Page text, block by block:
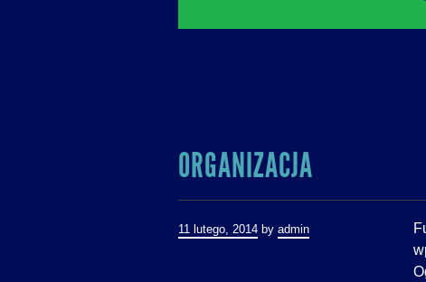
NAVIGATION
ORGANIZACJA
11 lutego, 2014 by admin